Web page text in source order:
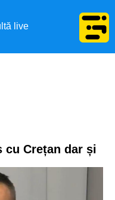
live
cu Crețan dar și